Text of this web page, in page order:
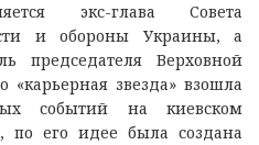
экс-глава Совета
и обороны Украины, а
председателя Верховной
звезда» взошла
событий на киевском
по его идее была создана